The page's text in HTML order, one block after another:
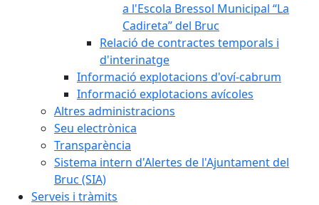
a l'Escola Bressol Municipal “La
Cadireta” del Bruc
Relació de contractes temporals i
d'interinatge
Informació explotacions d'oví-cabrum
Informació explotacions avícoles
Altres administracions
Seu electrònica
Transparència
Sistema intern d'Alertes de l'Ajuntament del
Bruc (SIA)
Serveis i tràmits